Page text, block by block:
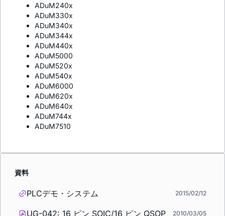
ADuM240x
ADuM330x
ADuM340x
ADuM344x
ADuM440x
ADuM5000
ADuM520x
ADuM540x
ADuM6000
ADuM620x
ADuM640x
ADuM744x
ADuM7510
資料
PLCデモ・システム 2015/02/12
UG-042: 16 ピン SOIC/16 ピン QSOP
2010/03/05